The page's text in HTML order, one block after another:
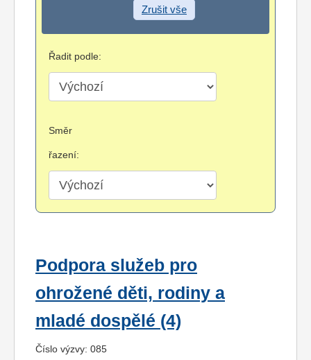
Zrušit vše
Řadit podle:
Směr
řazení:
Podpora služeb pro
ohrožené děti, rodiny a
mladé dospělé (4)
Číslo výzvy: 085